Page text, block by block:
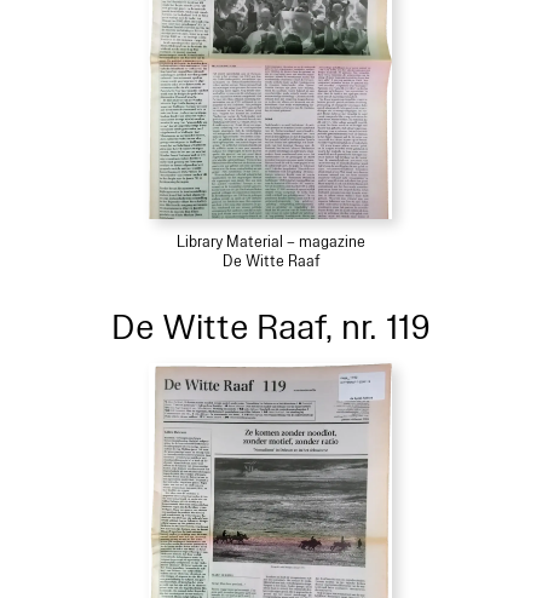
Library Material – magazine
De Witte Raaf
De Witte Raaf, nr. 119